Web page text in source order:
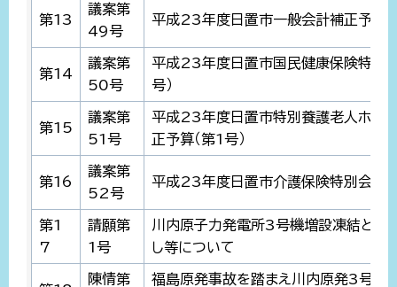
第13
議案第
49号
平成23年度日置市一般会計補正予算（
第14
議案第
50号
平成23年度日置市国民健康保険特別
号）
第15
議案第
51号
平成23年度日置市特別養護老人ホー
正予算（第1号）
第16
議案第
52号
平成23年度日置市介護保険特別会計補
第1
7
請願第
1号
川内原子力発電所3号機増設凍結と1
し等について
陳情第 福島原発事故を踏まえ川内原発3号機